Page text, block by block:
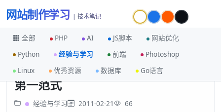
网站制作学习 | 技术笔记
全部 PHP AI JS脚本
网站优化
Python
经验与学习 前端
Photoshop
Linux
优秀资源 数据库 Go语言
首页 经验与学习 第一范式
第一范式
经验与学习 2011-02-21 66